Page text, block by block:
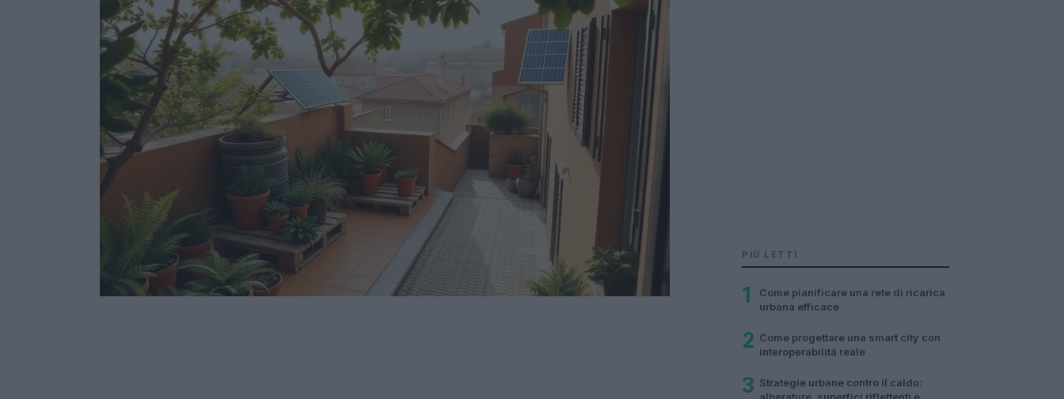
PIÙ LETTI
1
Come pianificare una rete di ricarica
urbana efficace
2 Come progettare una smart city con
interoperabilità reale
3 Strategie urbane contro il caldo: